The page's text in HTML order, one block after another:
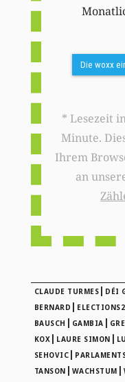
Die woxx
* Lesezeit
Minute.
Ihrem
an
CLAUDE TURMES | DÉI
BERNARD |
BAUSCH | GAMBIA |
KOX | LAURE SIMON |
SEHOVIC |
TANSON | WACHSTUM |